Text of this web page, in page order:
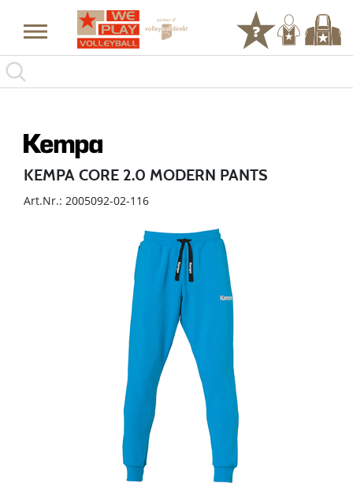
KEMPA CORE 2.0 MODERN PANTS
Art.Nr.: 2005092-02-116